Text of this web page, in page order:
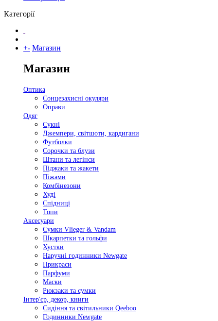
Категорії
+- Магазин
Магазин
Оптика
Сонцезахисні окуляри
Оправи
Одяг
Сукні
Джемпери, світшоти, кардигани
Футболки
Сорочки та блузи
Штани та легінси
Піджаки та жакети
Піжами
Комбінезони
Худі
Спідниці
Топи
Аксесуари
Сумки Vlieger & Vandam
Шкарпетки та гольфи
Хустки
Наручні годинники Newgate
Прикраси
Парфуми
Маски
Рюкзаки та сумки
Інтер'єр, декор, книги
Сидіння та світильники Qeeboo
Годинники Newgate